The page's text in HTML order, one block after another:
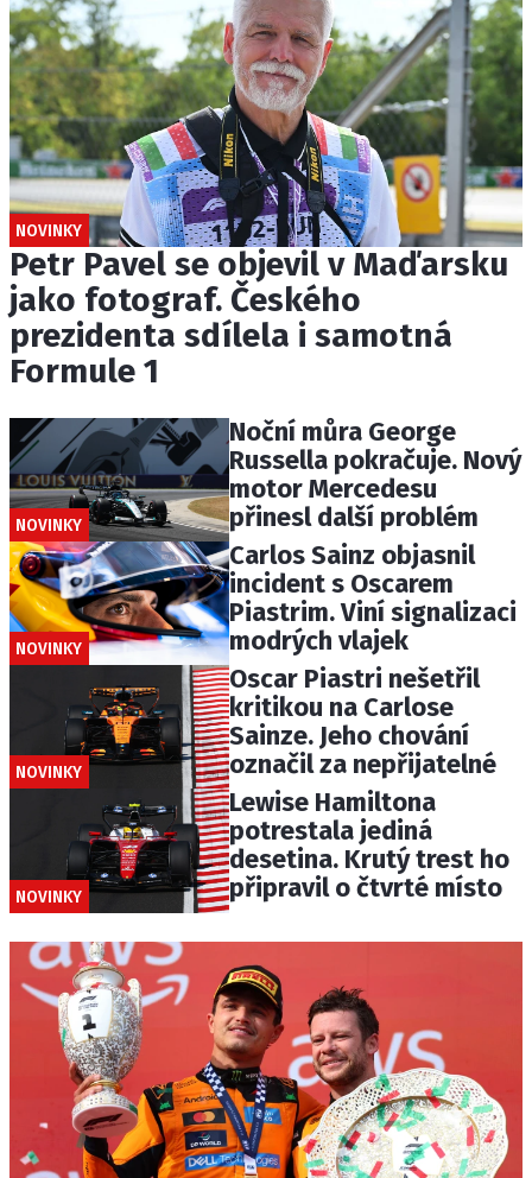
NOVINKY
Petr Pavel se objevil v Maďarsku
jako fotograf. Českého
prezidenta sdílela i samotná
Formule 1
NOVINKY
Noční můra George
Russella pokračuje. Nový
motor Mercedesu
přinesl další problém
NOVINKY
Carlos Sainz objasnil
incident s Oscarem
Piastrim. Viní signalizaci
modrých vlajek
NOVINKY
Oscar Piastri nešetřil
kritikou na Carlose
Sainze. Jeho chování
označil za nepřijatelné
NOVINKY
Lewise Hamiltona
potrestala jediná
desetina. Krutý trest ho
připravil o čtvrté místo